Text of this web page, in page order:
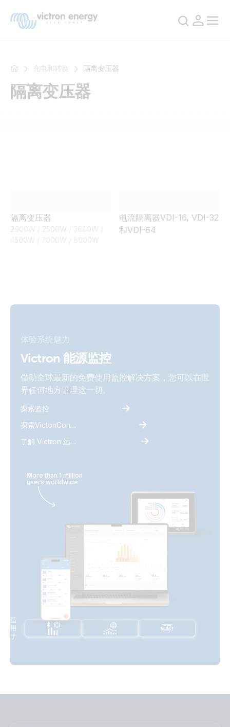
充电和转换 隔离变压器
隔离变压器
隔离变压器
2000W / 2500W / 3600W /
4500W / 7000W / 8000W
电流隔离器VDI-16, VDI-32
和VDI-64
体验系统魅力
Victron 能源监控
借助全球最新的免费使用监控解决方案，您可以在世
界任何地方管理这一切。
探索监控
探索VictonConnect
了解 Victron 远程监控
More than 1 million
users worldwide
适
用
于